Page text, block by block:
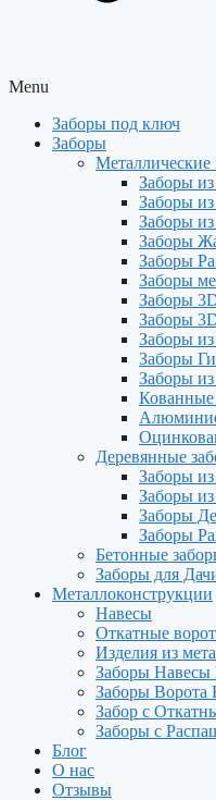
Menu
Заборы под ключ
Заборы
Металлические
Заборы
Заборы
Заборы
Заборы
Заборы
Заборы
Заборы
Заборы
Заборы
Заборы
Заборы
Кованные
Деревянные
Заборы
Заборы
Заборы
Заборы
Бетонные
Заборы для
Металлоконструкции
Навесы
Откатные
Изделия из
Заборы Навесы
Заборы Ворота
Забор с
Заборы с
Блог
О нас
Отзывы